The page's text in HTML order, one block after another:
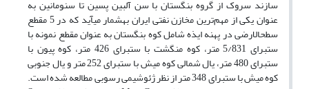
سازند سروک از گروه بنگستان با سن آلبین پسین تا سنومانین به
عنوان یکی از مهم‌ترین مخازن نفتی ایران به‎شمار می‎آید که در 5 مقطع
سطح‎الارضی در پهنه ایذه شامل کوه بنگستان به عنوان مقطع نمونه با
ستبرای 5/831 متر، کوه منگشت با ستبرای 426 متر، کوه پیون با
ستبرای 480 متر، یال شمالی کوه میش با ستبرای 252 متر و یال جنوبی
کوه میش با ستبرای 348 متر از نظر ژئوشیمی رسوبی مطالعه شده است.